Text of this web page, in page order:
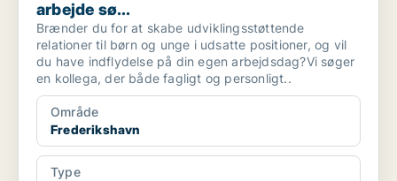
arbejde sø...
Brænder du for at skabe udviklingsstøttende
relationer til børn og unge i udsatte positioner, og vil
du have indflydelse på din egen arbejdsdag?Vi søger
en kollega, der både fagligt og personligt..
Område
Frederikshavn
Type